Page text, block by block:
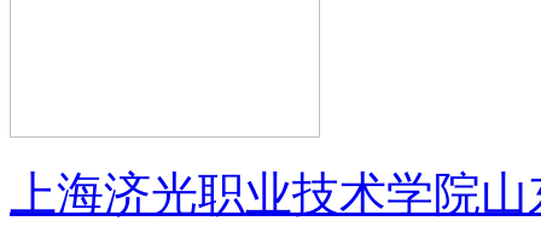
上海济光职业技术学院山